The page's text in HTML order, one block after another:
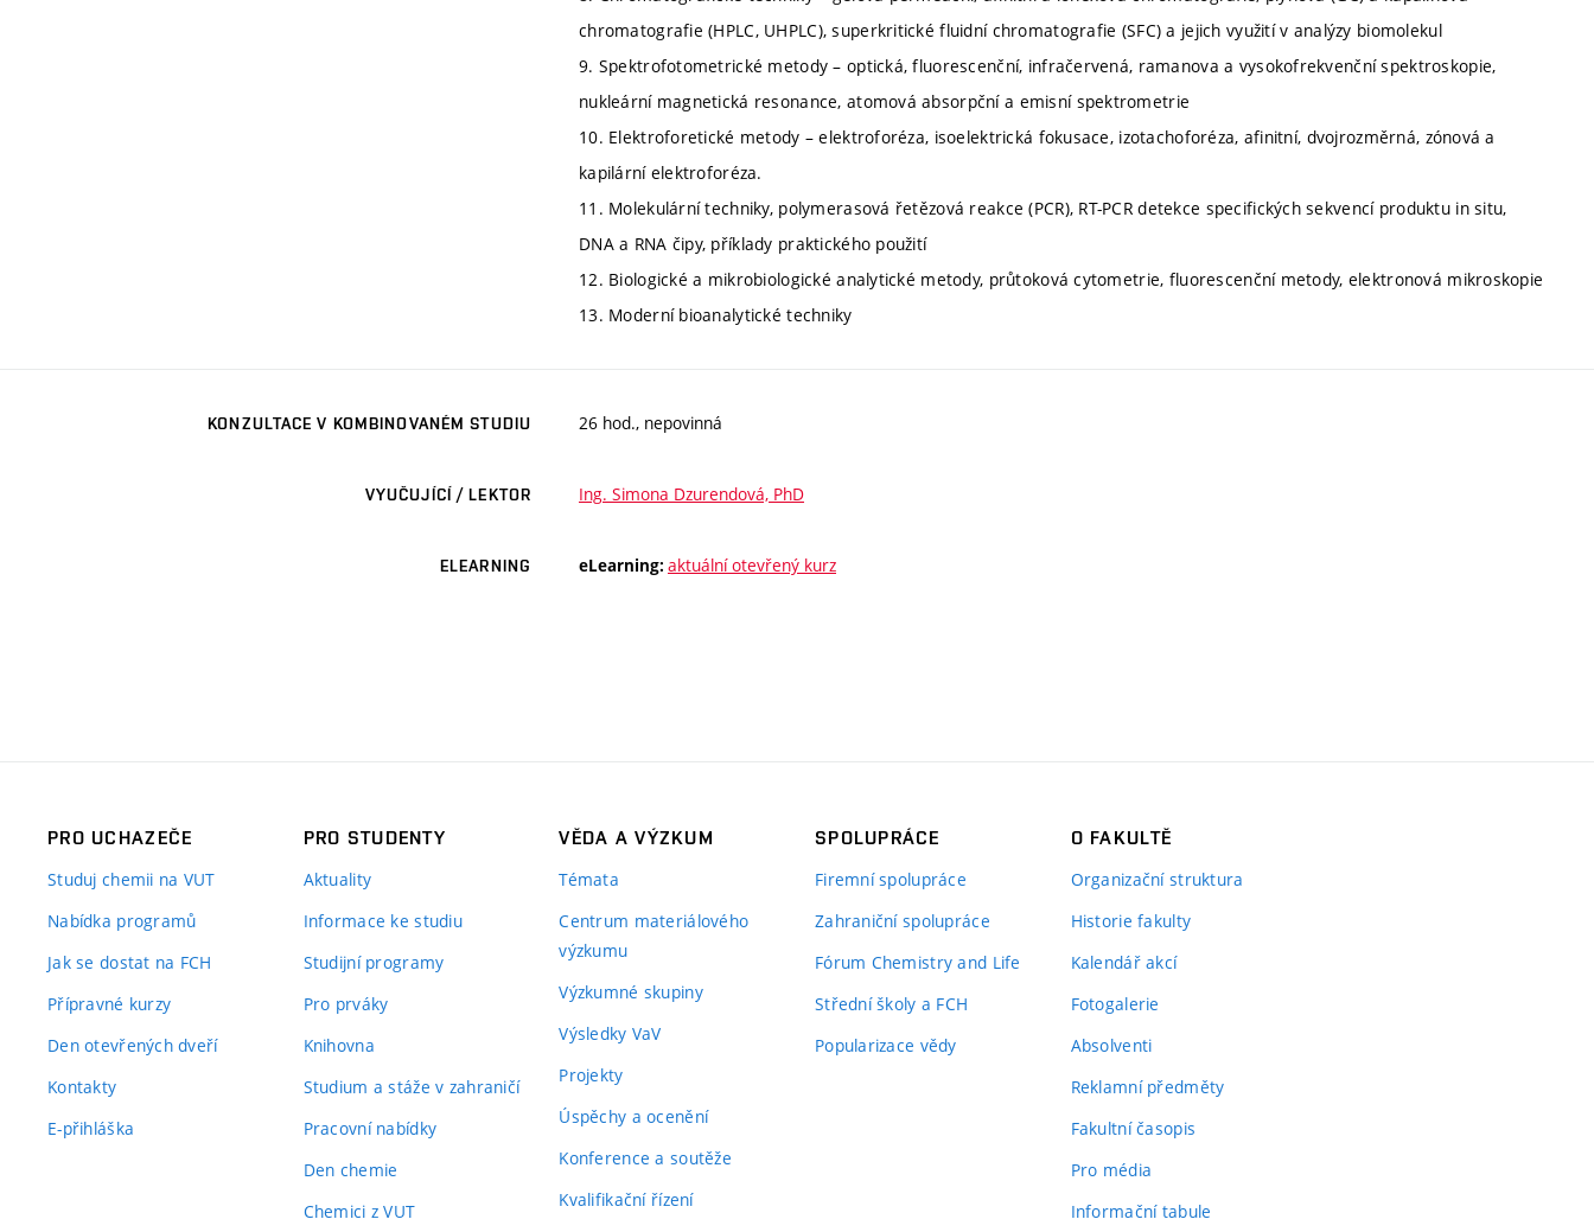
chromatografie (HPLC, UHPLC), superkritické fluidní chromatografie (SFC) a jejich využití v analýzy biomolekul
9. Spektrofotometrické metody – optická, fluorescenční, infračervená, ramanova a vysokofrekvenční spektroskopie,
nukleární magnetická resonance, atomová absorpční a emisní spektrometrie
10. Elektroforetické metody – elektroforéza, isoelektrická fokusace, izotachoforéza, afinitní, dvojrozměrná, zónová a
kapilární elektroforéza.
11. Molekulární techniky, polymerasová řetězová reakce (PCR), RT-PCR detekce specifických sekvencí produktu in situ,
DNA a RNA čipy, příklady praktického použití
12. Biologické a mikrobiologické analytické metody, průtoková cytometrie, fluorescenční metody, elektronová mikroskopie
13. Moderní bioanalytické techniky
KONZULTACE V KOMBINOVANÉM STUDIU 26 hod., nepovinná
VYUČUJÍCÍ / LEKTOR Ing. Simona Dzurendová, PhD
ELEARNING eLearning: aktuální otevřený kurz
PRO UCHAZEČE
Studuj chemii na VUT
Nabídka programů
Jak se dostat na FCH
Přípravné kurzy
Den otevřených dveří
Kontakty
E-přihláška
PRO STUDENTY
Aktuality
Informace ke studiu
Studijní programy
Pro prváky
Knihovna
Studium a stáže v zahraničí
Pracovní nabídky
Den chemie
Chemici z VUT
VĚDA A VÝZKUM
Témata
Centrum materiálového
výzkumu
Výzkumné skupiny
Výsledky VaV
Projekty
Úspěchy a ocenění
Konference a soutěže
Kvalifikační řízení
SPOLUPRÁCE
Firemní spolupráce
Zahraniční spolupráce
Fórum Chemistry and Life
Střední školy a FCH
Popularizace vědy
O FAKULTĚ
Organizační struktura
Historie fakulty
Kalendář akcí
Fotogalerie
Absolventi
Reklamní předměty
Fakultní časopis
Pro média
Informační tabule